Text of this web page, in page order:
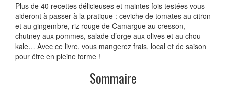
Plus de 40 recettes délicieuses et maintes fois testées vous
aideront à passer à la pratique : ceviche de tomates au citron
et au gingembre, riz rouge de Camargue au cresson,
chutney aux pommes, salade d’orge aux olives et au chou
kale… Avec ce livre, vous mangerez frais, local et de saison
pour être en pleine forme !
Sommaire